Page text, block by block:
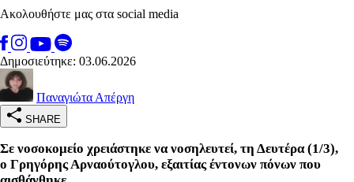
Ακολουθήστε μας στα social media
Δημοσιεύτηκε: 03.06.2026
Παναγιώτα Απέργη
SHARE
Σε νοσοκομείο χρειάστηκε να νοσηλευτεί, τη Δευτέρα (1/3),
ο Γρηγόρης Αρναούτογλου, εξαιτίας έντονων πόνων που